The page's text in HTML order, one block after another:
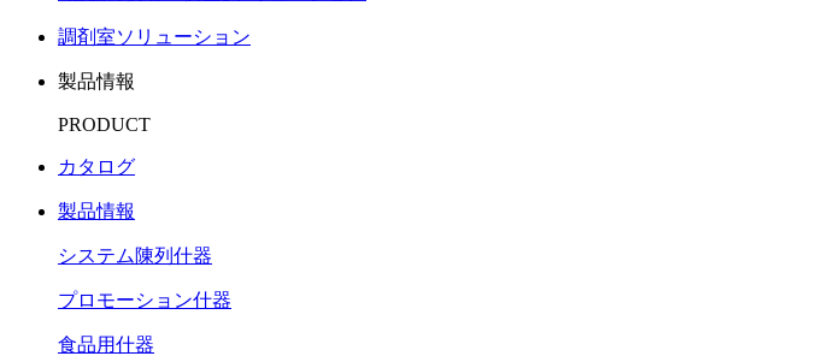
調剤室ソリューション
製品情報
PRODUCT
カタログ
製品情報
システム陳列什器
プロモーション什器
食品用什器